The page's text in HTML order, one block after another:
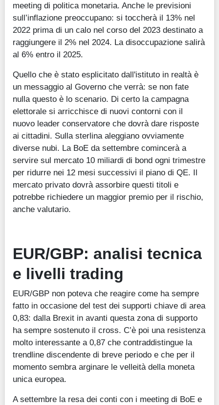
meeting di politica monetaria. Anche le previsioni
sull’inflazione preoccupano: si toccherà il 13% nel
2022 prima di un calo nel corso del 2023 destinato a
raggiungere il 2% nel 2024. La disoccupazione salirà
al 6% entro il 2025.
Quello che è stato esplicitato dall'istituto in realtà è
un messaggio al Governo che verrà: se non fate
nulla questo è lo scenario. Di certo la campagna
elettorale si arricchisce di nuovi contorni con il
nuovo leader conservatore che dovrà dare risposte
ai cittadini. Sulla sterlina aleggiano ovviamente
diverse nubi. La BoE da settembre comincerà a
servire sul mercato 10 miliardi di bond ogni trimestre
per ridurre nei 12 mesi successivi il piano di QE. Il
mercato privato dovrà assorbire questi titoli e
potrebbe richiedere un maggior premio per il rischio,
anche valutario.
EUR/GBP: analisi tecnica
e livelli trading
EUR/GBP non poteva che reagire come ha sempre
fatto in occasione del test dei supporti chiave di area
0,83: dalla Brexit in avanti questa zona di supporto
ha sempre sostenuto il cross. C’è poi una resistenza
molto interessante a 0,87 che contraddistingue la
trendline discendente di breve periodo e che per il
momento sembra arginare le velleità della moneta
unica europea.
A settembre la resa dei conti con i meeting di BoE e